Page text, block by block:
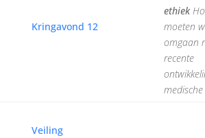
Kringavond 12
ethiek
moeten
omgaan
recente
Veiling